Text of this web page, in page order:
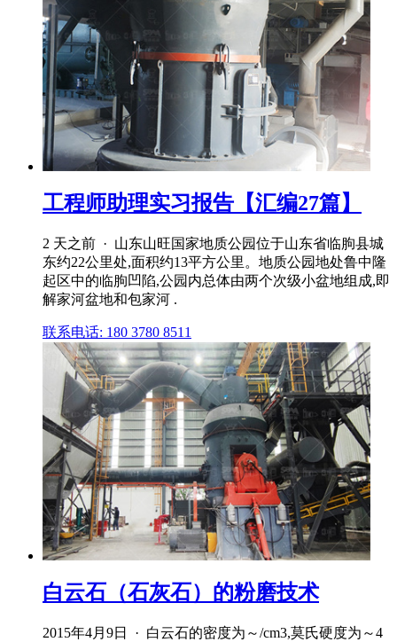
工程师助理实习报告【汇编27篇】
2 天之前 · 山东山旺国家地质公园位于山东省临朐县城
东约22公里处,面积约13平方公里。地质公园地处鲁中隆
起区中的临朐凹陷,公园内总体由两个次级小盆地组成,即
解家河盆地和包家河 .
联系电话: 180 3780 8511
白云石（石灰石）的粉磨技术
2015年4月9日 · 白云石的密度为～/cm3,莫氏硬度为～4